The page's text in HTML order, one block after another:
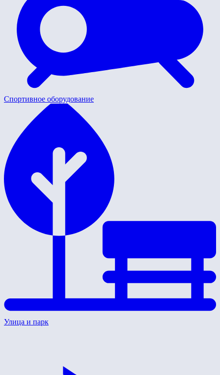
Спортивное оборудование
Улица и парк